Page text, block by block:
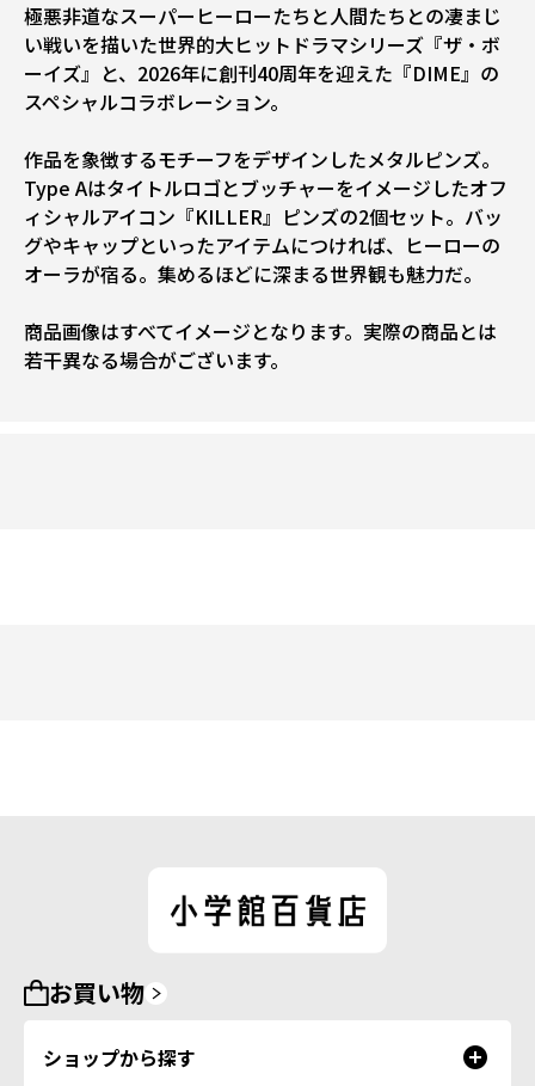
極悪非道なスーパーヒーローたちと人間たちとの凄まじ
い戦いを描いた世界的大ヒットドラマシリーズ『ザ・ボ
ーイズ』と、2026年に創刊40周年を迎えた『DIME』の
スペシャルコラボレーション。
作品を象徴するモチーフをデザインしたメタルピンズ。
Type Aはタイトルロゴとブッチャーをイメージしたオフ
ィシャルアイコン『KILLER』ピンズの2個セット。バッ
グやキャップといったアイテムにつければ、ヒーローの
オーラが宿る。集めるほどに深まる世界観も魅力だ。
商品画像はすべてイメージとなります。実際の商品とは
若干異なる場合がございます。
お買い物
ショップから探す